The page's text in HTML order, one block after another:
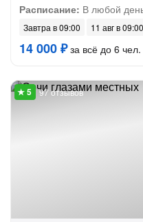
Расписание: В любой
Завтра в 09:00 11 авг в 09:00
14 000 ₽за всё до 6 чел.
97 отзывов